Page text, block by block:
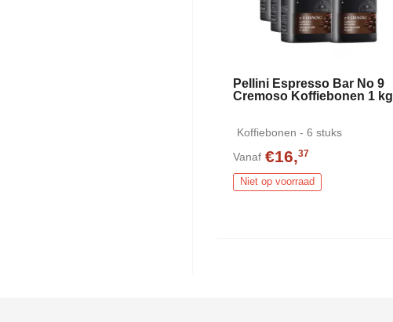
Pellini Espresso Bar No 9
Cremoso Koffiebonen 1 kg
Koffiebonen - 6 stuks
Vanaf €16,37
Niet op voorraad